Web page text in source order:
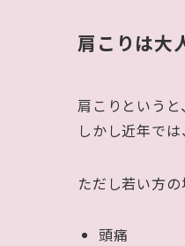
肩こりは大
肩こりというと
しかし近年で
ただし若い方の
頭痛